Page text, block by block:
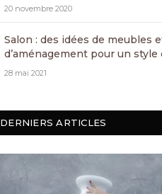
20 novembre 2020
Salon : des idées de meubles
d’aménagement pour un style
chic
28 mai 2021
DERNIERS ARTICLES